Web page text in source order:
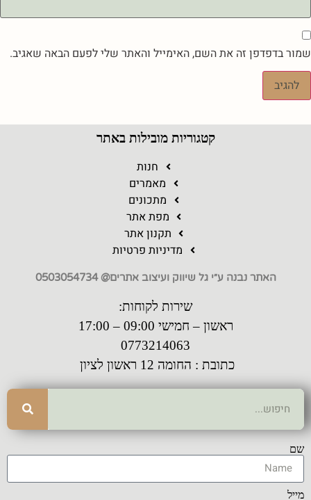
שמור בדפדפן זה את השם, האימייל והאתר שלי לפעם הבאה שאגיב.
קטגוריות מובילות באתר
חנות
מאמרים
מתכונים
מפת אתר
תקנון אתר
מדיניות פרטיות
האתר נבנה ע״י גל שיווק ועיצוב אתרים@ 0503054734
שירות לקוחות:
ראשון – חמישי 09:00 – 17:00
0773214063
כתובת : החומה 12 ראשון לציון
שם
מייל